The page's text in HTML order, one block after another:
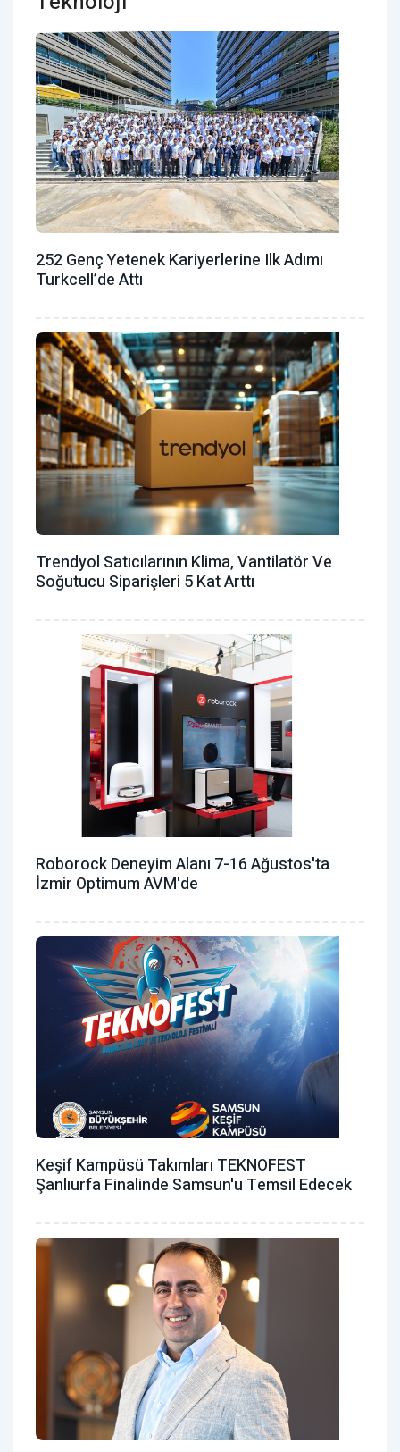
252 Genç Yetenek Kariyerlerine Ilk Adımı
Turkcell’de Attı
Trendyol Satıcılarının Klima, Vantilatör ‎ve
Soğutucu Siparişleri 5 Kat Arttı
Roborock Deneyim Alanı 7-16 Ağustos'ta
İzmir Optimum AVM'de
Keşif Kampüsü Takımları TEKNOFEST
Şanlıurfa Finalinde Samsun'u Temsil Edecek